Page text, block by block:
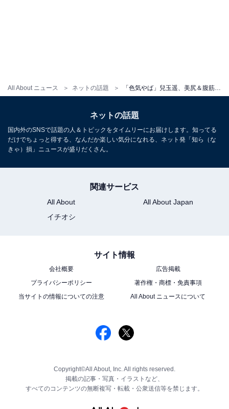
All About ニュース ネットの話題
ネットの話題
国内外のSNSで話題の人＆トピックをタイムリーにお届けします。知ってる
だけでちょっと得する、なんだか楽しい気分になれる、ネット発「知ら（な
きゃ）損」ニュースが盛りだくさん。
関連サービス
All About
All About Japan
イチオシ
サイト情報
会社概要
広告掲載
プライバシーポリシー
著作権・商標・免責事項
当サイトの情報についての注意
All About ニュースについて
Copyright©All About, Inc. All rights reserved.
掲載の記事・写真・イラストなど、
すべてのコンテンツの無断複写・転載・公衆送信等を禁じます。